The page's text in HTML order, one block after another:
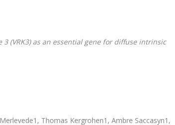
(VRK3) as an essential gene for diffuse intrinsic
1 , Thomas Kergrohen1 , Ambre Saccasyn1 ,